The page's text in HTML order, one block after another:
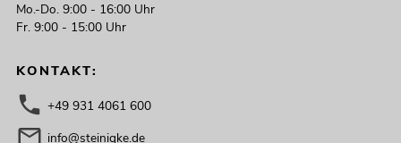
Mo.-Do. 9:00 - 16:00 Uhr
Fr. 9:00 - 15:00 Uhr
KONTAKT:
+49 931 4061 600
info@steinigke.de